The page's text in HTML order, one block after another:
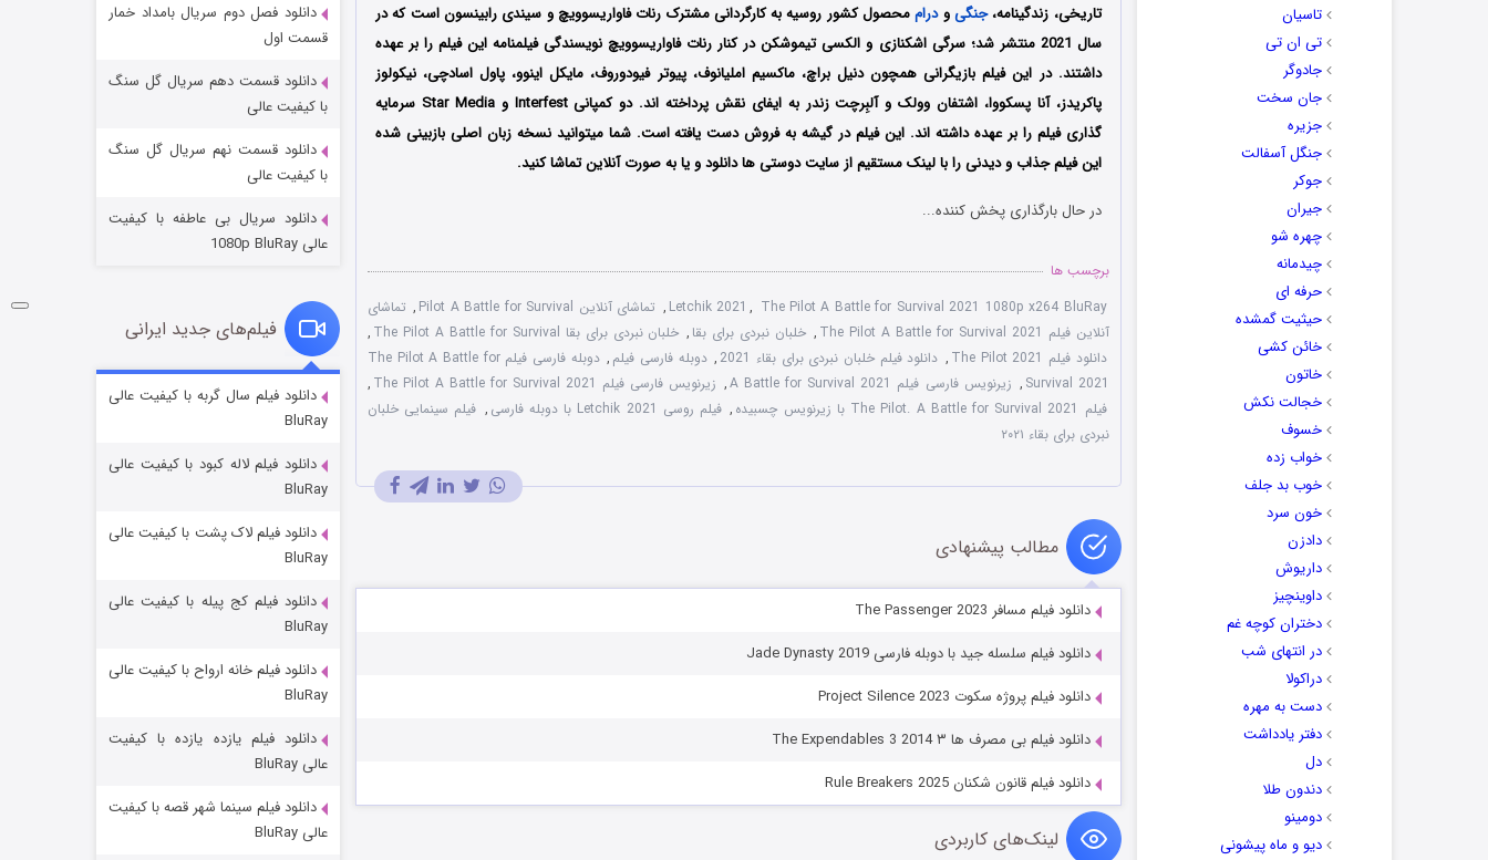
تاسیان
تی ان تی
جادوگر
جان سخت
جزیره
جنگل آسفالت
جوکر
جیران
چهره شو
چیدمانه
حرفه ای
حیثیت گمشده
خائن کشی
خاتون
خجالت نکش
خسوف
خواب زده
خوب بد جلف
خون سرد
دادزن
داریوش
داوینچیز
دختران کوچه غم
در انتهای شب
دراکولا
دست به مهره
دفتر یادداشت
دل
دندون طلا
دومینو
دیو و ماه پیشونی
تاریخی، زندگینامه،جنگیودراممحصول کشور روسیه به کارگردانی مشترک رنات فاواریسوویچ و سیندی رابینسون است که در
سال 2021 منتشر شد؛ سرگی اشکنازی و الکسی تیموشکن در کنار رنات فاواریسوویچ نویسندگی فیلمنامه این فیلم را بر عهده
داشتند. در این فیلم بازیگرانی همچون دنیل براچ، ماکسیم املیانوف، پیوتر فیودوروف، مایکل اینوو، پاول اسادچی، نیکولوز
پاکریدز، آنا پسکووا، اشتفان وولک و آلبِرچت زندر به ایفای نقش پرداخته اند. دو کمپانی Interfest و Star Media سرمایه
گذاری فیلم را بر عهده داشته اند. این فیلم در گیشه به فروش دست یافته است. شما میتوانید نسخه زبان اصلی بازبینی شده
این فیلم جذاب و دیدنی را با لینک مستقیم از سایت دوستی ها دانلود و یا به صورت آنلاین تماشا کنید.
در حال بارگذاری پخش کننده...
برچسب ها
Letchik 2021 , The Pilot A Battle for Survival 2021 1080p x264 BluRay
, تماشای آنلاین Pilot A Battle for Survival , تماشای
آنلاین فیلم The Pilot A Battle for Survival 2021
, خلبان نبردی برای بقا , خلبان نبردی برای بقا The Pilot A Battle for Survival
,
دانلود فیلم The Pilot 2021
, دانلود فیلم خلبان نبردی برای بقاء 2021 , دوبله فارسی فیلم ,
دوبله فارسی فیلم The Pilot A Battle for
Survival 2021
, زیرنویس فارسی فیلم A Battle for Survival 2021 , زیرنویس فارسی فیلم The Pilot A Battle for Survival 2021
,
فیلم The Pilot. A Battle for Survival 2021 با زیرنویس چسبیده
, فیلم روسی Letchik 2021 با دوبله فارسی , فیلم سینمایی خلبان
نبردی برای بقاء ۲۰۲۱
مطالب پیشنهادی
دانلود فیلم مسافر The Passenger 2023
دانلود فیلم سلسله جید با دوبله فارسی Jade Dynasty 2019
دانلود فیلم پروژه سکوت Project Silence 2023
دانلود فیلم بی مصرف ها ۳ The Expendables 3 2014
دانلود فیلم قانون شکنان Rule Breakers 2025
لینک‌های کاربردی
شکست استوارت در نجات جهان
قسمت ۷ (زیرنویس) منتشر شد
شوگر فصل ۲
قسمت
خاندان اژدها فصل ۳
دانلود فصل دوم سریال بامداد خمار
قسمت اول
دانلود قسمت دهم سریال گل سنگ
با کیفیت عالی
دانلود قسمت نهم سریال گل سنگ
با کیفیت عالی
دانلود سریال بی عاطفه با کیفیت
عالی 1080p BluRay
فیلم‌های جدید ایرانی
دانلود فیلم سال گربه با کیفیت عالی
BluRay
دانلود فیلم لاله کبود با کیفیت عالی
BluRay
دانلود فیلم لاک پشت با کیفیت عالی
BluRay
دانلود فیلم کج‌ پیله با کیفیت عالی
BluRay
دانلود فیلم خانه ارواح با کیفیت عالی
BluRay
دانلود فیلم یازده یازده با کیفیت
عالی BluRay
دانلود فیلم سینما شهر قصه با کیفیت
عالی BluRay